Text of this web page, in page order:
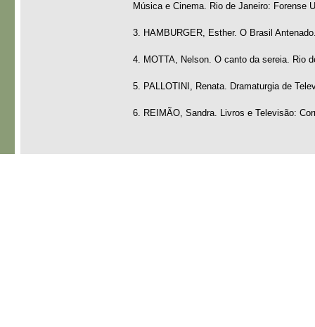
Música e Cinema. Rio de Janeiro: Forense
3. HAMBURGER, Esther. O Brasil
4. MOTTA, Nelson. O canto da sereia. Rio
5. PALLOTINI, Renata. Dramaturgia de
6. REIMÃO, Sandra. Livros e Televisão: